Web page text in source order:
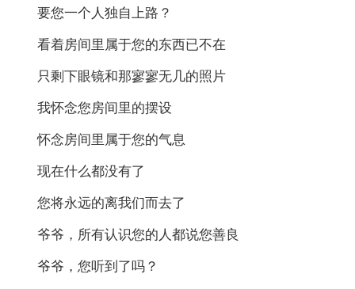
要您一个人独自上路？
看着房间里属于您的东西已不在
只剩下眼镜和那寥寥无几的照片
我怀念您房间里的摆设
怀念房间里属于您的气息
现在什么都没有了
您将永远的离我们而去了
爷爷，所有认识您的人都说您善良
爷爷，您听到了吗？